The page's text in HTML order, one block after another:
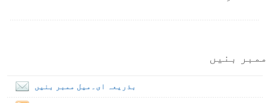
ممبر بنیں
بذریعہ ای۔میل ممبر بنیں